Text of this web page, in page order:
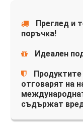
Преглед и
поръчка!
Идеален
отговарят на
съдържат